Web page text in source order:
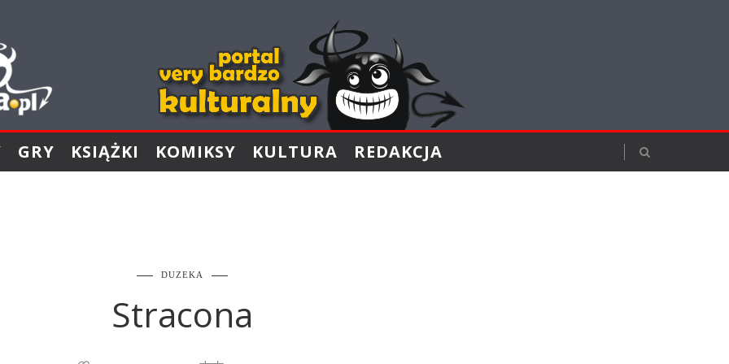
GRY KSIĄŻKI KOMIKSY KULTURA REDAKCJA
DUZEKA
Stracona